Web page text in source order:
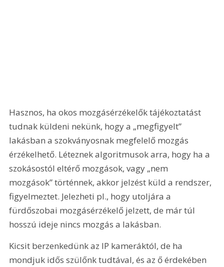
Hasznos, ha okos mozgásérzékelők tájékoztatást
tudnak küldeni nekünk, hogy a „megfigyelt”
lakásban a szokványosnak megfelelő mozgás
érzékelhető. Léteznek algoritmusok arra, hogy ha a
szokásostól eltérő mozgások, vagy „nem
mozgások” történnek, akkor jelzést küld a rendszer,
figyelmeztet. Jelezheti pl., hogy utoljára a
fürdőszobai mozgásérzékelő jelzett, de már túl
hosszú ideje nincs mozgás a lakásban.
Kicsit berzenkedünk az IP kameráktól, de ha
mondjuk idős szülőnk tudtával, és az ő érdekében